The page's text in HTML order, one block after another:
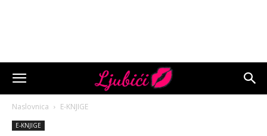
Naslovnica E-KNJIGE
E-KNJIGE